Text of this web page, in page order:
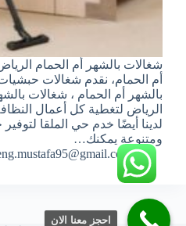
شغالات بالشهر أم الحمام
أم الحمام، نقدم شغالات
بالشهر أم الحمام ، شغالات
الرياض لتغطية كل أعمال
لدينا أيضًا خدم حي الملقا
ومتنوعة يمكنك…
احجز معنا الان